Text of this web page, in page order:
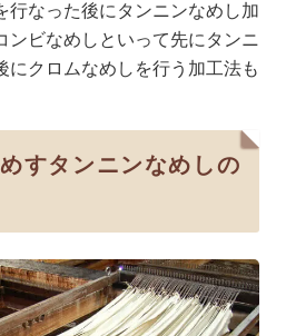
行なった後にタンニンなめし加
ンビなめしといって先にタンニ
にクロムなめしを行う加工法も
すタンニンなめしの